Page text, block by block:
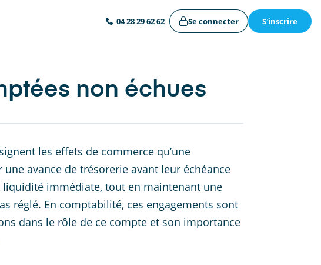
04 28 29 62 62 Se connecter S'inscrire
non échues
les effets de commerce qu’une
avance de trésorerie avant leur échéance
immédiate, tout en maintenant une
réglé. En comptabilité, ces engagements sont
dans le rôle de ce compte et son importance